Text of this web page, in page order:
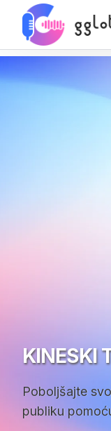
KINESKI
Poboljšajte
publiku